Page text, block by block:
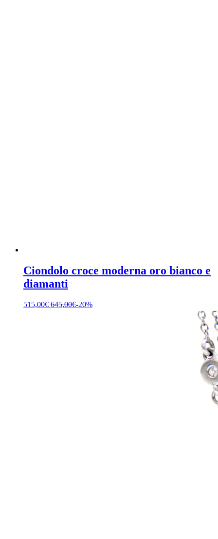
Ciondolo croce moderna oro bianco e
diamanti
515,00€ 645,00€-20%